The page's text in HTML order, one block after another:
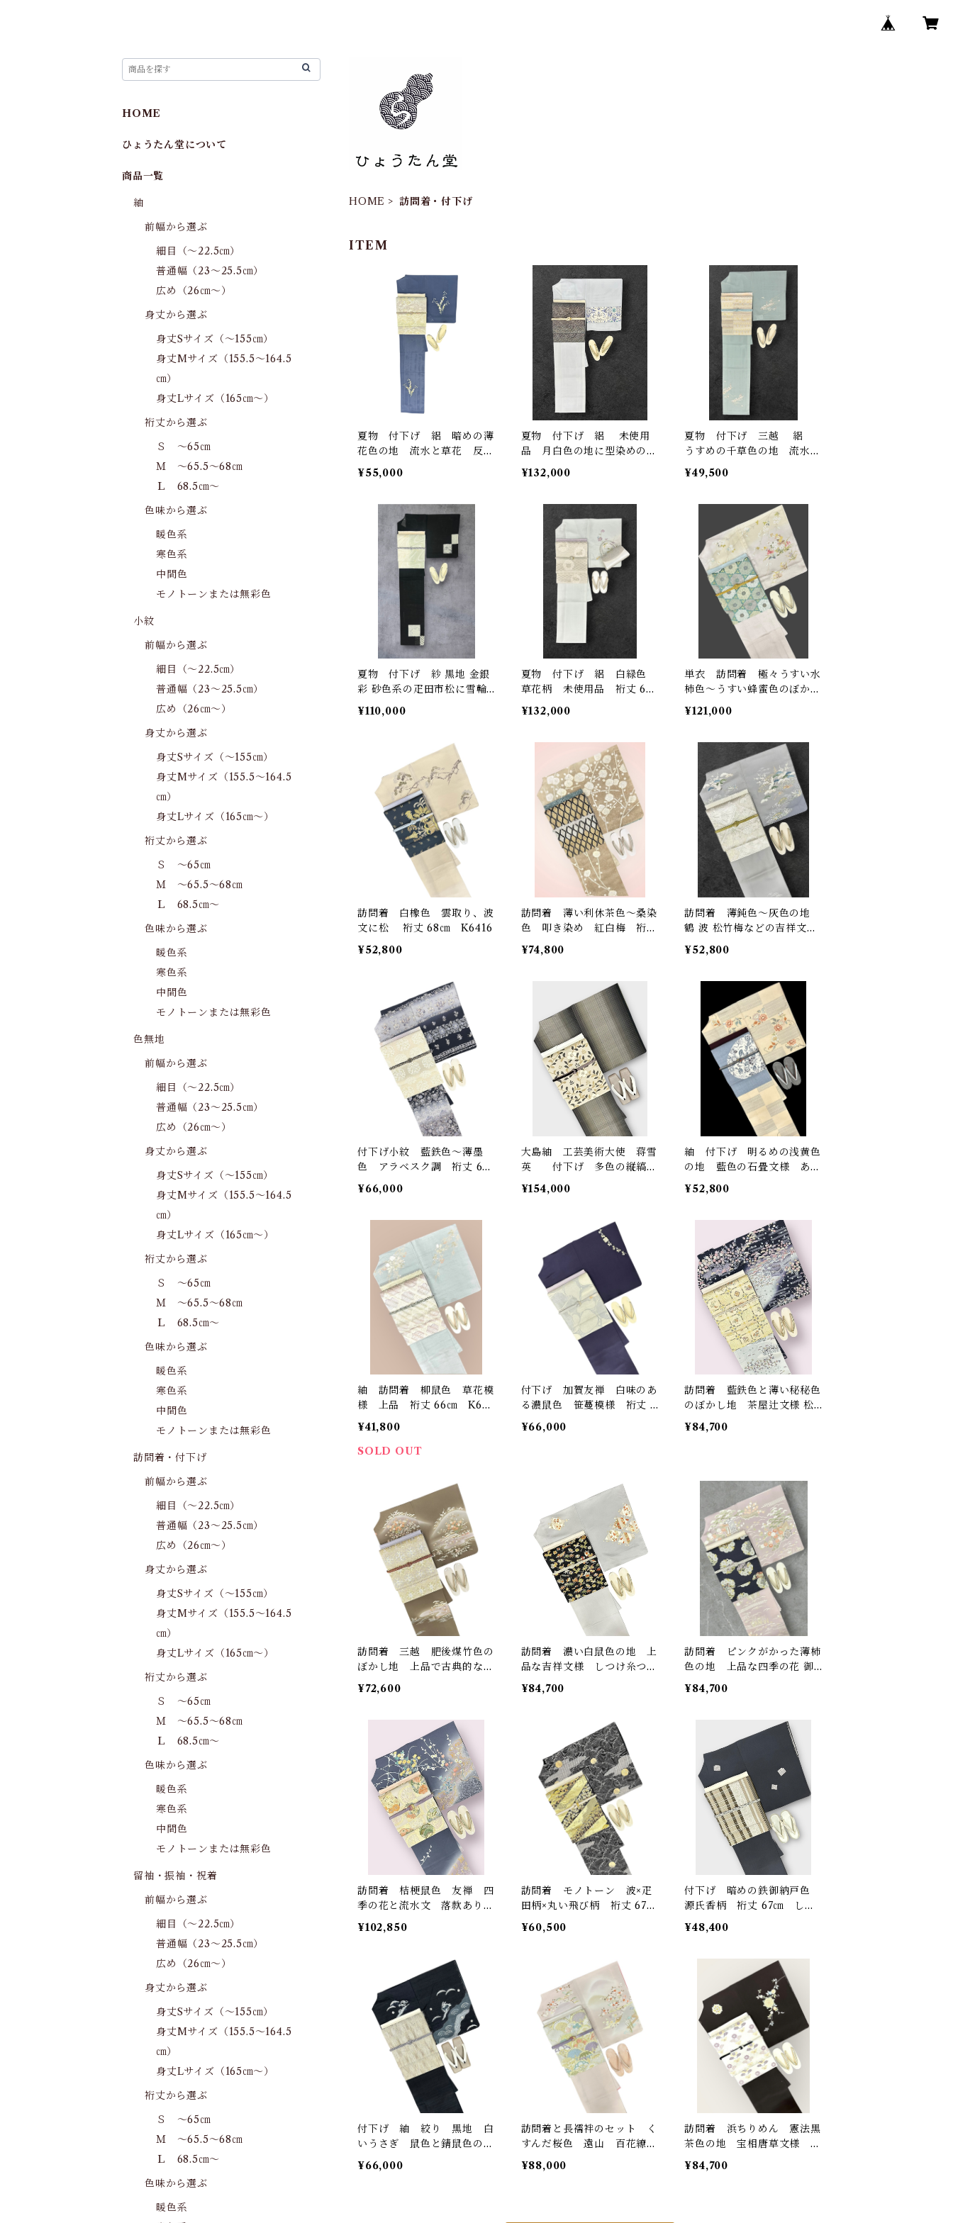
HOME 訪問着・付下げ
ITEM
夏物 付下げ 絽 暗めの薄
花色の地 流水と草花 反端
つき ガード加工済み 裄丈
64.5㎝ K7101
¥55,000
夏物 付下げ 絽 未使用
品 月白色の地に型染めの唐
花文様 作家物 しつけ糸
反端つき 落款あり 裄丈 68
¥132,000
夏物 付下げ 三越 絽
うすめの千草色の地 流水に
花筏 金彩 一つ紋（ぬい
紋） 裄丈 67.3㎝ K6612
¥49,500
夏物 付下げ 紗 黒地 金銀
彩 砂色系の疋田市松に雪輪
など 裄丈 72㎝ K6549
¥110,000
夏物 付下げ 絽 白緑色
草花柄 未使用品 裄丈 68.
5㎝ K6932
¥132,000
単衣 訪問着 極々うすい水
柿色～うすい蜂蜜色のぼかし
地 小花と沙綾形の地紋 上
品な四季折々の植物の柄 し
¥121,000
訪問着 白橡色 雲取り、波
文に松 裄丈 68㎝ K6416
¥52,800
訪問着 薄い利休茶色～桑染
色 叩き染め 紅白梅 裄丈
68㎝ K6443
¥74,800
訪問着 薄鈍色～灰色の地
鶴 波 松竹梅などの吉祥文
様 しつけ糸つき 裄丈69
㎝ K5774
¥52,800
付下げ小紋 藍鉄色～薄墨
色 アラベスク調 裄丈 64.
5㎝ K6415
¥66,000
大島紬 工芸美術大使 蒋雪
英 付下げ 多色の縦縞
刺繍柄 落款あり 裄丈 67
㎝ K6294
¥154,000
紬 付下げ 明るめの浅黄色
の地 藍色の石畳文様 あた
たかいお色味の植物の柄 裄
丈 68㎝ K6048
¥52,800
紬 訪問着 柳鼠色 草花模
様 上品 裄丈 66㎝ K625
2
¥41,800
SOLD OUT
付下げ 加賀友禅 白味のあ
る濃鼠色 笹蔓模様 裄丈 6
7.5㎝ 落款あり K6002
¥66,000
訪問着 藍鉄色と薄い秘秘色
のぼかし地 茶屋辻文様 松
竹梅 四季の花 しつけ糸つ
き 裄丈 68㎝ K6125
¥84,700
訪問着 三越 肥後煤竹色の
ぼかし地 上品で古典的な吉
祥文様 一つ紋(縫い紋) し
つけ糸つき 裄丈 65㎝ K4
¥72,600
訪問着 濃い白鼠色の地 上
品な吉祥文様 しつけ糸つ
き 裄丈 70㎝ K5745
¥84,700
訪問着 ピンクがかった薄柿
色の地 上品な四季の花 御
所車など 金駒刺繡 裄丈 6
7㎝ K5926
¥84,700
訪問着 桔梗鼠色 友禅 四
季の花と流水文 落款あり
裄丈 66㎝ K5679
¥102,850
訪問着 モノトーン 波×疋
田柄×丸い飛び柄 裄丈 67
㎝ K4891
¥60,500
付下げ 暗めの鉄御納戸色
源氏香柄 裄丈 67㎝ しつ
け糸あり K5038
¥48,400
付下げ 紬 絞り 黒地 白
いうさぎ 鼠色と錆鼠色の流
水文様 しつけ糸つき 裄丈
68.5㎝ K5967
¥66,000
訪問着と長襦袢のセット く
すんだ桜色 遠山 百花繚
乱 金彩 一つ紋 裄丈 67.
5㎝ K5042
¥88,000
訪問着 浜ちりめん 憲法黒
茶色の地 宝相唐草文様 一
つ紋(縫い紋) しつけ糸・反
端つき 裄丈 66.5㎝ K561
¥84,700
HOME
ひょうたん堂について
商品一覧
紬
前幅から選ぶ
細目（～22.5㎝）
普通幅（23～25.5㎝）
広め（26㎝～）
身丈から選ぶ
身丈Sサイズ（～155㎝）
身丈Mサイズ（155.5～164.5
㎝）
身丈Lサイズ（165㎝～）
裄丈から選ぶ
Ｓ ～65㎝
Ｍ ～65.5～68㎝
Ｌ 68.5㎝～
色味から選ぶ
暖色系
寒色系
中間色
モノトーンまたは無彩色
小紋
前幅から選ぶ
細目（～22.5㎝）
普通幅（23～25.5㎝）
広め（26㎝～）
身丈から選ぶ
身丈Sサイズ（～155㎝）
身丈Mサイズ（155.5～164.5
㎝）
身丈Lサイズ（165㎝～）
裄丈から選ぶ
Ｓ ～65㎝
Ｍ ～65.5～68㎝
Ｌ 68.5㎝～
色味から選ぶ
暖色系
寒色系
中間色
モノトーンまたは無彩色
色無地
前幅から選ぶ
細目（～22.5㎝）
普通幅（23～25.5㎝）
広め（26㎝～）
身丈から選ぶ
身丈Sサイズ（～155㎝）
身丈Mサイズ（155.5～164.5
㎝）
身丈Lサイズ（165㎝～）
裄丈から選ぶ
Ｓ ～65㎝
Ｍ ～65.5～68㎝
Ｌ 68.5㎝～
色味から選ぶ
暖色系
寒色系
中間色
モノトーンまたは無彩色
訪問着・付下げ
前幅から選ぶ
細目（～22.5㎝）
普通幅（23～25.5㎝）
広め（26㎝～）
身丈から選ぶ
身丈Sサイズ（～155㎝）
身丈Mサイズ（155.5～164.5
㎝）
身丈Lサイズ（165㎝～）
裄丈から選ぶ
Ｓ ～65㎝
Ｍ ～65.5～68㎝
Ｌ 68.5㎝～
色味から選ぶ
暖色系
寒色系
中間色
モノトーンまたは無彩色
留袖・振袖・祝着
前幅から選ぶ
細目（～22.5㎝）
普通幅（23～25.5㎝）
広め（26㎝～）
身丈から選ぶ
身丈Sサイズ（～155㎝）
身丈Mサイズ（155.5～164.5
㎝）
身丈Lサイズ（165㎝～）
裄丈から選ぶ
Ｓ ～65㎝
Ｍ ～65.5～68㎝
Ｌ 68.5㎝～
色味から選ぶ
暖色系